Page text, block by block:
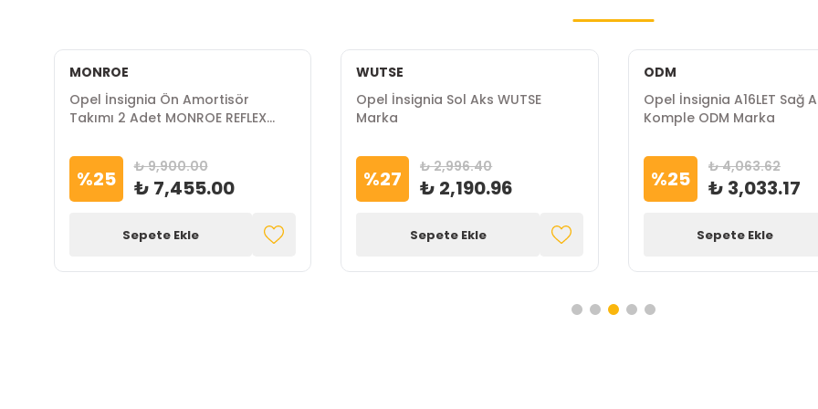
MONROE
Opel İnsignia Ön Amortisör
Takımı 2 Adet MONROE REFLEX
%25 ₺ 9,900.00
₺ 7,455.00
Sepete Ekle
WUTSE
Opel İnsignia Sol Aks WUTSE
Marka
%27 ₺ 2,996.40
₺ 2,190.96
Sepete Ekle
ODM
Opel İnsignia A16LET Sağ
Komple ODM Marka
%25 ₺ 4,063.62
₺ 3,033.17
Sepete Ekle